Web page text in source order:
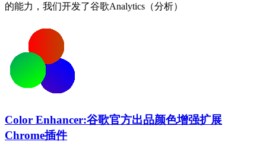
的能力，我们开发了谷歌Analytics（分析）
Color Enhancer:谷歌官方出品颜色增强扩展
Chrome插件